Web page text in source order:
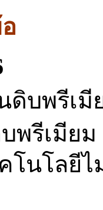
ดิบพรีเมี
พรีเมียม
โนโลยี